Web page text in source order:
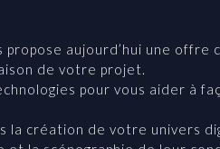
aujourd’hui une offre
de votre projet.
pour vous aider à
la création de votre univers